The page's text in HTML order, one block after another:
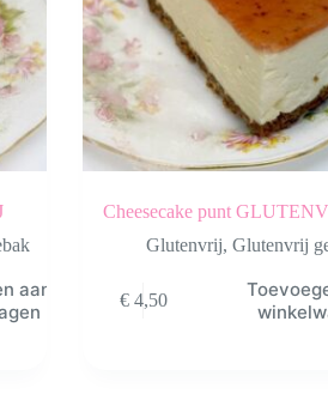
aan
Cheesecake punt
Glutenvrij,Glutenvrij
€4,50